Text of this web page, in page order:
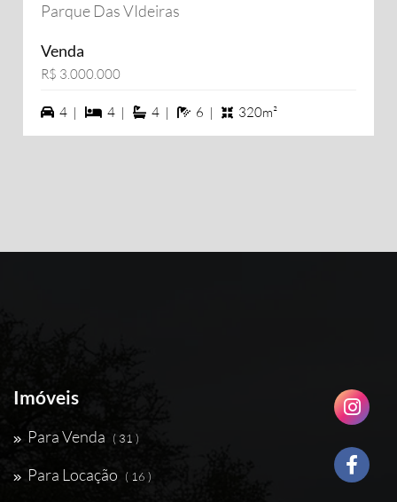
Parque Das VIdeiras
Venda
R$ 3.000.000
4 vagas na garagem
4 | 4 dormiórios
4 | 4 suítes
4 | 6 banheiros
6 | 320m²
Imóveis
Para Venda ( 31 )
Para Locação ( 16 )